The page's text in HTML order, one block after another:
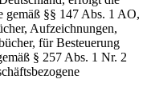
gemäß §§ 147 Abs. 1 AO,
Aufzeichnungen,
für Besteuerung
§ 257 Abs. 1 Nr. 2